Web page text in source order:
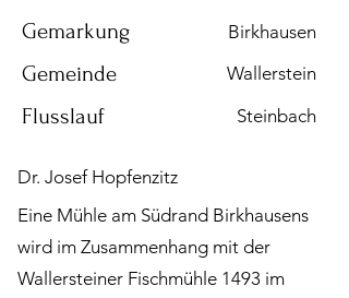
Birkhausen
Gemarkung
Wallerstein
Gemeinde
Steinbach
Flusslauf
Dr. Josef Hopfenzitz
Eine Mühle am Südrand Birkhausens
wird im Zusammenhang mit der
Wallersteiner Fischmühle 1493 im